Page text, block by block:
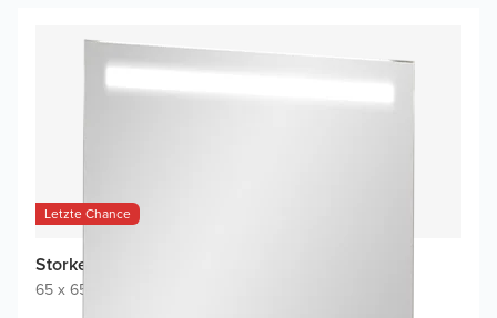
Letzte Chance
Storke Lucio Badspiegel
65 x 65 cm